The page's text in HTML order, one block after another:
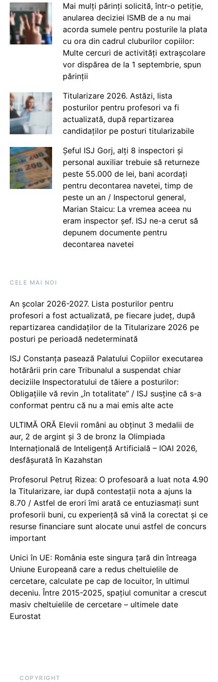
Mai mulți părinți solicită, într-o petiție,
anularea deciziei ISMB de a nu mai
acorda sumele pentru posturile la plata
cu ora din cadrul cluburilor copiilor:
Multe cercuri de activități extrașcolare
vor dispărea de la 1 septembrie, spun
părinții
Titularizare 2026. Astăzi, lista
posturilor pentru profesori va fi
actualizată, după repartizarea
candidaților pe posturi titularizabile
Șeful ISJ Gorj, alți 8 inspectori și
personal auxiliar trebuie să returneze
peste 55.000 de lei, bani acordați
pentru decontarea navetei, timp de
peste un an / Inspectorul general,
Marian Staicu: La vremea aceea nu
eram inspector șef. ISJ ne-a cerut să
depunem documente pentru
decontarea navetei
CELE MAI NOI
An școlar 2026-2027. Lista posturilor pentru
profesori a fost actualizată, pe fiecare județ, după
repartizarea candidaților de la Titularizare 2026 pe
posturi pe perioadă nedeterminată
ISJ Constanța pasează Palatului Copiilor executarea
hotărârii prin care Tribunalul a suspendat chiar
deciziile Inspectoratului de tăiere a posturilor:
Obligațiile vă revin „în totalitate” / ISJ susține că s-a
conformat pentru că nu a mai emis alte acte
ULTIMĂ ORĂ Elevii români au obținut 3 medalii de
aur, 2 de argint și 3 de bronz la Olimpiada
Internațională de Inteligență Artificială – IOAI 2026,
desfășurată în Kazahstan
Profesorul Petruț Rizea: O profesoară a luat nota 4.90
la Titularizare, iar după contestații nota a ajuns la
8.70 / Astfel de erori îmi arată ce entuziasmați sunt
profesorii buni, cu experiență să vină la corectat și ce
resurse financiare sunt alocate unui astfel de concurs
important
Unici în UE: România este singura țară din întreaga
Uniune Europeană care a redus cheltuielile de
cercetare, calculate pe cap de locuitor, în ultimul
deceniu. Între 2015-2025, spațiul comunitar a crescut
masiv cheltuielile de cercetare – ultimele date
Eurostat
COPYRIGHT